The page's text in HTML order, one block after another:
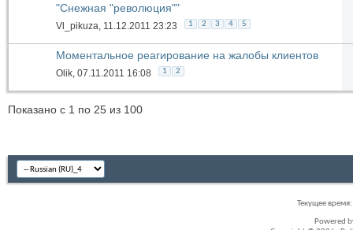
"Снежная "революция""
Vl_pikuza , 11.12.2011 23:23 1 2 3 4 5
Моментальное реагирование на жалобы клиентов
Olik, 07.11.2011 16:08 1 2
Показано с 1 по 25 из 100
Текущее время:
Powered